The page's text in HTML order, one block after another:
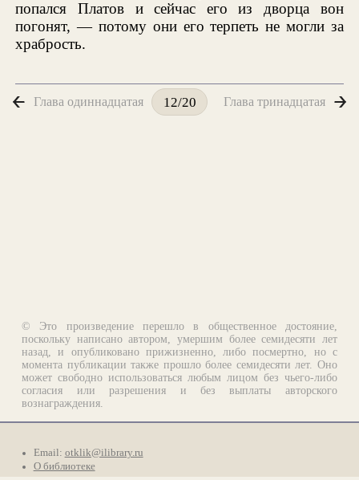
попался Платов и сейчас его из дворца вон
погонят, — потому они его терпеть не могли за
храбрость.
Глава одиннадцатая 12/20 Глава тринадцатая
© Это произведение перешло в общественное достояние,
поскольку написано автором, умершим более семидесяти лет
назад, и опубликовано прижизненно, либо посмертно, но с
момента публикации также прошло более семидесяти лет. Оно
может свободно использоваться любым лицом без чьего-либо
согласия или разрешения и без выплаты авторского
вознаграждения.
Email: otklik@ilibrary.ru
О библиотеке